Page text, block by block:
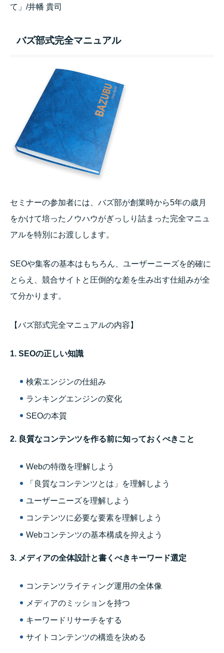
て」/井幡 貴司
バズ部式完全マニュアル
セミナーの参加者には、バズ部が創業時から5年の歳月
をかけて培ったノウハウがぎっしり詰まった完全マニュ
アルを特別にお渡しします。
SEOや集客の基本はもちろん、ユーザーニーズを的確に
とらえ、競合サイトと圧倒的な差を生み出す仕組みが全
て分かります。
【バズ部式完全マニュアルの内容】
1. SEOの正しい知識
検索エンジンの仕組み
ランキングエンジンの変化
SEOの本質
2. 良質なコンテンツを作る前に知っておくべきこと
Webの特徴を理解しよう
「良質なコンテンツとは」を理解しよう
ユーザーニーズを理解しよう
コンテンツに必要な要素を理解しよう
Webコンテンツの基本構成を抑えよう
3. メディアの全体設計と書くべきキーワード選定
コンテンツライティング運用の全体像
メディアのミッションを持つ
キーワードリサーチをする
サイトコンテンツの構造を決める